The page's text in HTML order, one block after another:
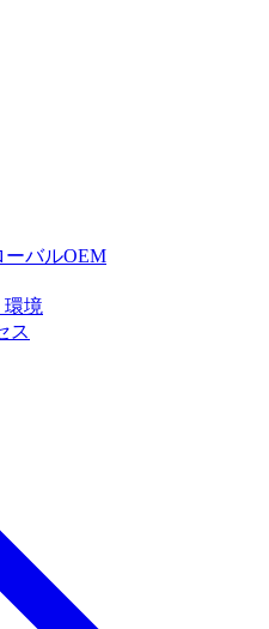
ーバルOEM
環境
ス